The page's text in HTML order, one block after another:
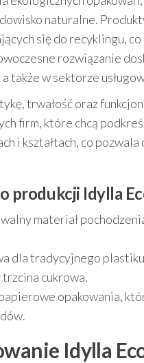
naturalne.
się do recyklingu,
rozwiązanie
także w sektorze
trwałość oraz
firm, które chcą
i kształtach, co
produkcji Idylla
materiał
dla tradycyjnego
trzcina cukrowa.
opakowania,
Idylla